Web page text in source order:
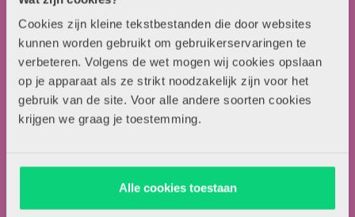
Cookies zijn kleine tekstbestanden die door websites
kunnen worden gebruikt om gebruikerservaringen te
verbeteren. Volgens de wet mogen wij cookies opslaan
op je apparaat als ze strikt noodzakelijk zijn voor het
gebruik van de site. Voor alle andere soorten cookies
krijgen we graag je toestemming.
Alle cookies toestaan
Nieuwsbrief
Meld je hieronder aan voor de nieuwsbrief van HJK
Over HJK
Artikel insturen
Adverteren in HJK
Contact